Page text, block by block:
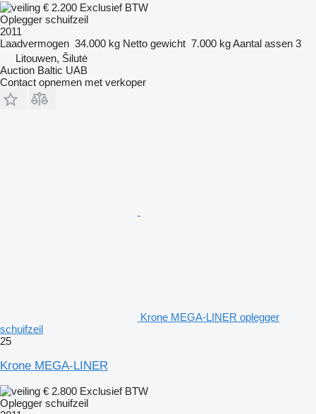
€ 2.200 Exclusief BTW
Oplegger schuifzeil
2011
Laadvermogen 34.000 kg Netto gewicht 7.000 kgAantal assen 3
Litouwen, Šilutė
Auction Baltic UAB
Contact opnemen met verkoper
Krone MEGA-LINER oplegger
schuifzeil
25
Krone MEGA-LINER
€ 2.800 Exclusief BTW
Oplegger schuifzeil